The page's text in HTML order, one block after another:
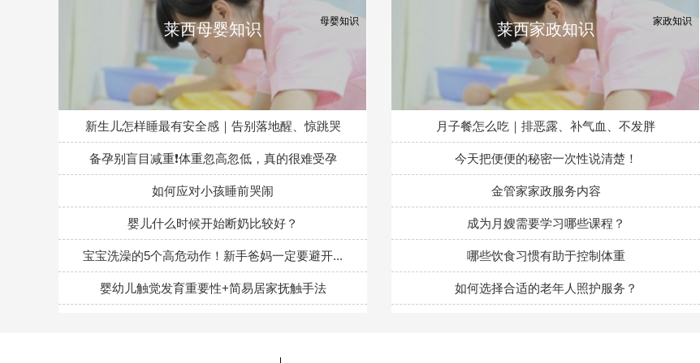
莱西母婴知识
新生儿怎样睡最有安全感｜告别落地醒、惊跳哭
备孕别盲目减重❗体重忽高忽低，真的很难受孕
如何应对小孩睡前哭闹
婴儿什么时候开始断奶比较好？
宝宝洗澡的5个高危动作！新手爸妈一定要避开...
婴幼儿触觉发育重要性+简易居家抚触手法
莱西家政知识
月子餐怎么吃｜排恶露、补气血、不发胖
今天把便便的秘密一次性说清楚！
金管家家政服务内容
成为月嫂需要学习哪些课程？
哪些饮食习惯有助于控制体重
如何选择合适的老年人照护服务？